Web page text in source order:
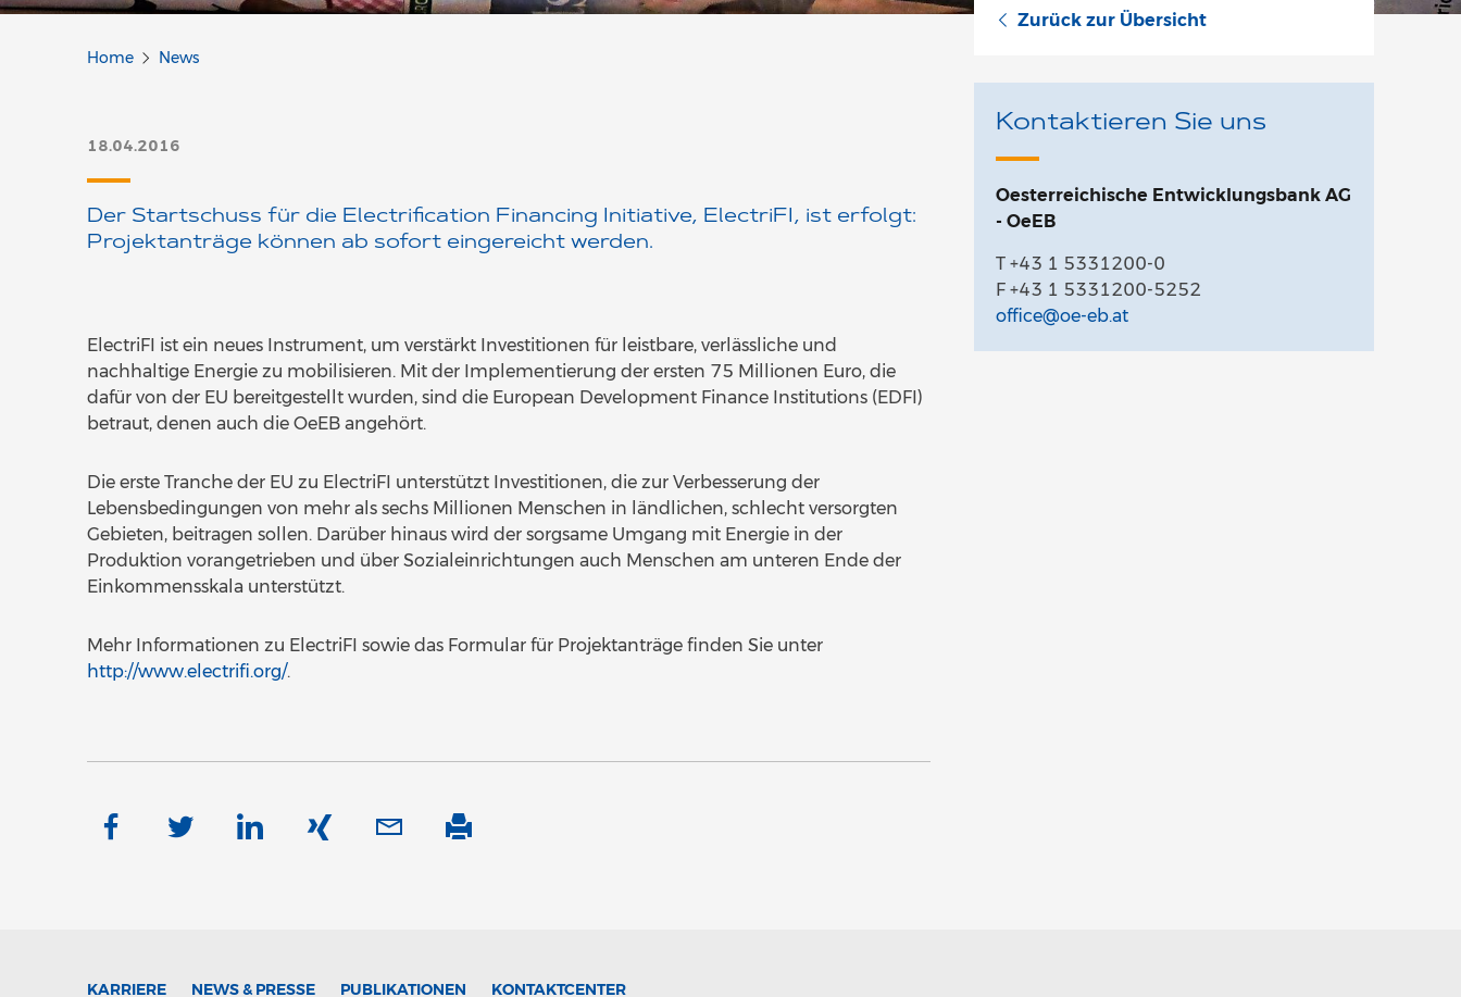
Home News
18.04.2016
Der Startschuss für die Electrification Financing Initiative, ElectriFI, ist erfolgt:
Projektanträge können ab sofort eingereicht werden.
ElectriFI ist ein neues Instrument, um verstärkt Investitionen für leistbare, verlässliche und
nachhaltige Energie zu mobilisieren. Mit der Implementierung der ersten 75 Millionen Euro, die
dafür von der EU bereitgestellt wurden, sind die European Development Finance Institutions (EDFI)
betraut, denen auch die OeEB angehört.
Die erste Tranche der EU zu ElectriFI unterstützt Investitionen, die zur Verbesserung der
Lebensbedingungen von mehr als sechs Millionen Menschen in ländlichen, schlecht versorgten
Gebieten, beitragen sollen. Darüber hinaus wird der sorgsame Umgang mit Energie in der
Produktion vorangetrieben und über Sozialeinrichtungen auch Menschen am unteren Ende der
Einkommensskala unterstützt.
Mehr Informationen zu ElectriFI sowie das Formular für Projektanträge finden Sie unter
http://www.electrifi.org/.
Zurück zur Übersicht
Kontaktieren Sie uns
Oesterreichische Entwicklungsbank AG
- OeEB
T +43 1 5331200-0
F +43 1 5331200-5252
office@oe-eb.at
KARRIERE NEWS & PRESSE PUBLIKATIONEN KONTAKTCENTER